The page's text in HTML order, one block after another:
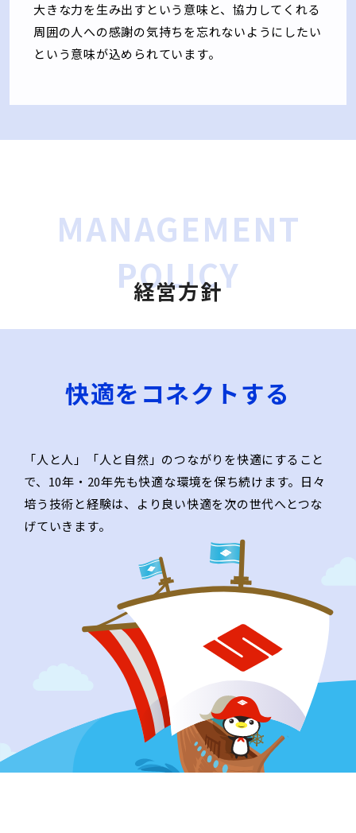
⼤きな⼒を⽣み出すという意味と、協⼒してくれる
周囲の⼈への感謝の気持ちを忘れないようにしたい
という意味が込められています。
MANAGEMENT
POLICY
経営⽅針
快適をコネクトする
「⼈と⼈」「⼈と⾃然」のつながりを快適にすること
で、10年・20年先も快適な環境を保ち続けます。⽇々
培う技術と経験は、より良い快適を次の世代へとつな
げていきます。